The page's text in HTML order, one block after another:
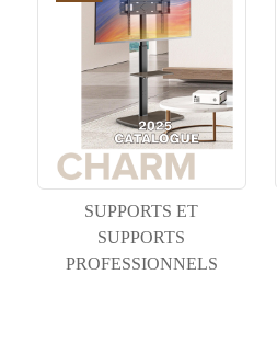
SUPPORTS ET
SUPPORTS
PROFESSIONNELS